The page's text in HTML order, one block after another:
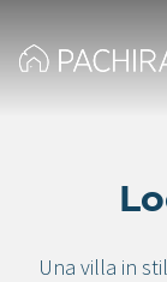
Una villa in